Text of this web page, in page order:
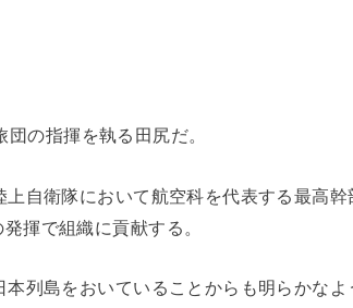
の指揮を執る田尻だ。
自衛隊において航空科を代表する最高幹
揮で組織に貢献する。
列島をおいていることからも明らかなよ